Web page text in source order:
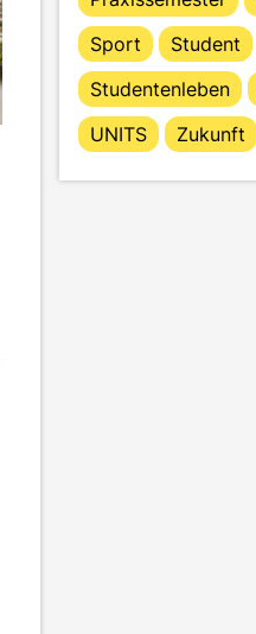
Sport
Student
Studentenleben
UNITS
Zukunft